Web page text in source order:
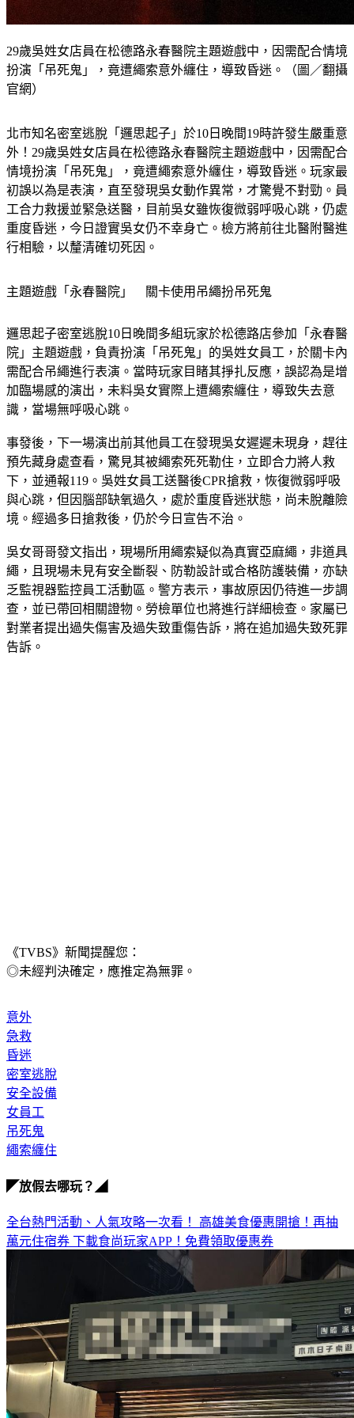
29歲吳姓女店員在松德路永春醫院主題遊戲中，因需配合情境
扮演「吊死鬼」，竟遭繩索意外纏住，導致昏迷。（圖／翻攝
官網）
北市知名密室逃脫「邏思起子」於10日晚間19時許發生嚴重意
外！29歲吳姓女店員在松德路永春醫院主題遊戲中，因需配合
情境扮演「吊死鬼」，竟遭繩索意外纏住，導致昏迷。玩家最
初誤以為是表演，直至發現吳女動作異常，才驚覺不對勁。員
工合力救援並緊急送醫，目前吳女雖恢復微弱呼吸心跳，仍處
重度昏迷，今日證實吳女仍不幸身亡。檢方將前往北醫附醫進
行相驗，以釐清確切死因。
主題遊戲「永春醫院」　關卡使用吊繩扮吊死鬼
邏思起子密室逃脫10日晚間多組玩家於松德路店參加「永春醫
院」主題遊戲，負責扮演「吊死鬼」的吳姓女員工，於關卡內
需配合吊繩進行表演。當時玩家目睹其掙扎反應，誤認為是增
加臨場感的演出，未料吳女實際上遭繩索纏住，導致失去意
識，當場無呼吸心跳。
事發後，下一場演出前其他員工在發現吳女遲遲未現身，趕往
預先藏身處查看，驚見其被繩索死死勒住，立即合力將人救
下，並通報119。吳姓女員工送醫後CPR搶救，恢復微弱呼吸
與心跳，但因腦部缺氧過久，處於重度昏迷狀態，尚未脫離險
境。經過多日搶救後，仍於今日宣告不治。
吳女哥哥發文指出，現場所用繩索疑似為真實亞麻繩，非道具
繩，且現場未見有安全斷裂、防勒設計或合格防護裝備，亦缺
乏監視器監控員工活動區。警方表示，事故原因仍待進一步調
查，並已帶回相關證物。勞檢單位也將進行詳細檢查。家屬已
對業者提出過失傷害及過失致重傷告訴，將在追加過失致死罪
告訴。
《TVBS》新聞提醒您：
◎未經判決確定，應推定為無罪。
意外
急救
昏迷
密室逃脫
安全設備
女員工
吊死鬼
繩索纏住
◤放假去哪玩？◢
全台熱門活動、人氣攻略一次看！ 高雄美食優惠開搶！再抽
萬元住宿券 下載食尚玩家APP！免費領取優惠券